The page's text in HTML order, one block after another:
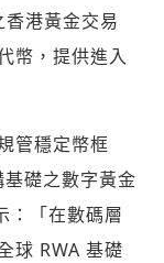
港黃金交易
幣，提供進入
管穩定幣框
礎之數字黃金
「在數碼層
球 RWA 基礎